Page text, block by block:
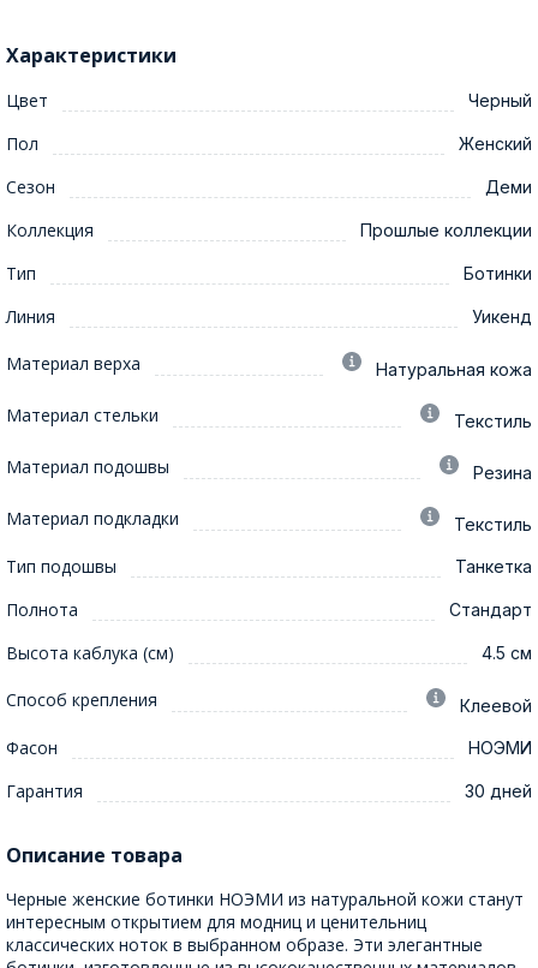
Характеристики
Цвет Черный
Пол Женский
Сезон Деми
Коллекция Прошлые коллекции
Тип Ботинки
Линия Уикенд
Материал верха Натуральная кожа
Материал стельки Текстиль
Материал подошвы Резина
Материал подкладки Текстиль
Тип подошвы Танкетка
Полнота Стандарт
Высота каблука (см) 4.5 см
Способ крепления Клеевой
Фасон НОЭМИ
Гарантия 30 дней
Описание товара
Черные женские ботинки НОЭМИ из натуральной кожи станут
интересным открытием для модниц и ценительниц
классических ноток в выбранном образе. Эти элегантные